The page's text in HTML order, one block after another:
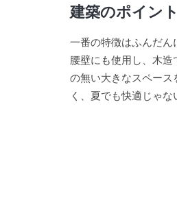
建築のポイント
一番の特徴はふんだん
腰壁にも使用し、木
の無い大きなスペー
く、夏でも快適じゃな